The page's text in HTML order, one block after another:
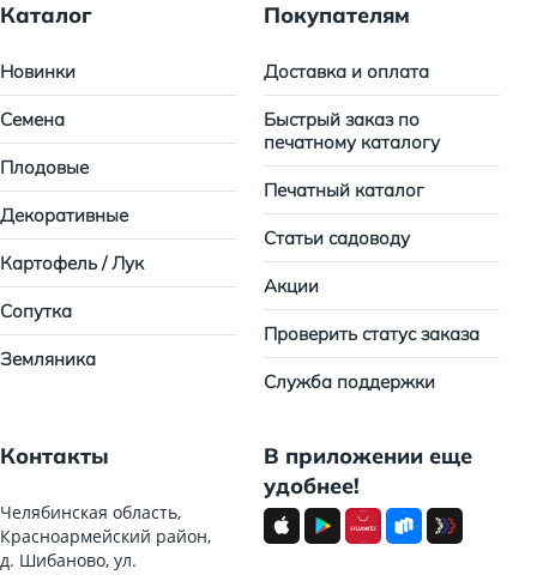
Каталог
Новинки
Семена
Плодовые
Декоративные
Картофель / Лук
Сопутка
Земляника
Покупателям
Доставка и оплата
Быстрый заказ по
печатному каталогу
Печатный каталог
Статьи садоводу
Акции
Проверить статус заказа
Служба поддержки
Контакты
Челябинская область,
Красноармейский район,
д. Шибаново, ул.
В приложении еще
удобнее!